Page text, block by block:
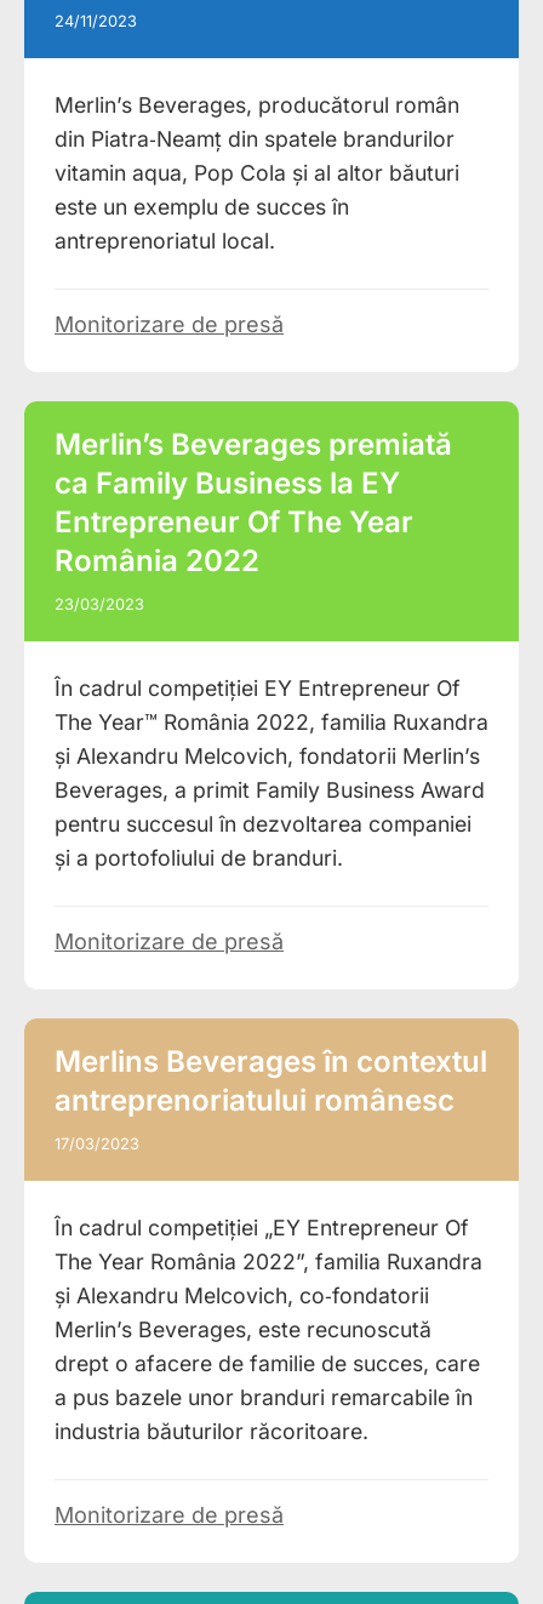
24/11/2023
Merlin’s Beverages, producătorul român
din Piatra‑Neamț din spatele brandurilor
vitamin aqua, Pop Cola și al altor băuturi
este un exemplu de succes în
antreprenoriatul local.
Monitorizare de presă
Merlin’s Beverages premiată
ca Family Business la EY
Entrepreneur Of The Year
România 2022
23/03/2023
În cadrul competiției EY Entrepreneur Of
The Year™ România 2022, familia Ruxandra
și Alexandru Melcovich, fondatorii Merlin’s
Beverages, a primit Family Business Award
pentru succesul în dezvoltarea companiei
și a portofoliului de branduri.
Monitorizare de presă
Merlins Beverages în contextul
antreprenoriatului românesc
17/03/2023
În cadrul competiției „EY Entrepreneur Of
The Year România 2022”, familia Ruxandra
și Alexandru Melcovich, co‑fondatorii
Merlin’s Beverages, este recunoscută
drept o afacere de familie de succes, care
a pus bazele unor branduri remarcabile în
industria băuturilor răcoritoare.
Monitorizare de presă